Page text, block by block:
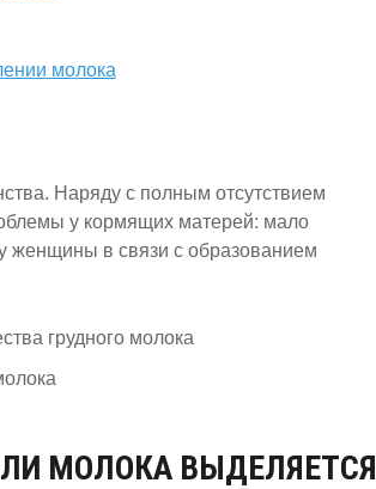
молока
Наряду с полным отсутствием
у кормящих матерей: мало
женщины в связи с образованием
грудного молока
МОЛОКА ВЫДЕЛЯЕТСЯ